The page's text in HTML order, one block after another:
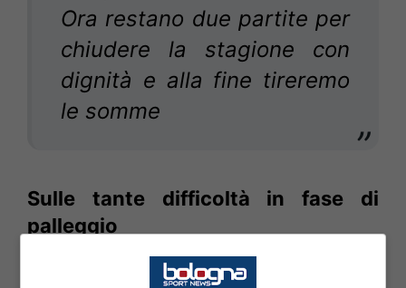
Ora restano due partite per
chiudere la stagione con
dignità e alla fine tireremo
le somme
Sulle tante difficoltà in fase di
palleggio